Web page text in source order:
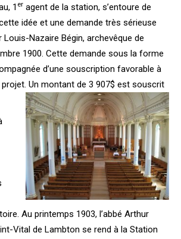
1 er agent de la station, s’entoure de
idée et une demande très sérieuse
Nazaire Bégin, archevêque de
1900. Cette demande sous la forme
d’une souscription favorable à
Un montant de 3 907$ est souscrit
Au printemps 1903, l’abbé Arthur
Vital de Lambton se rend à la Station